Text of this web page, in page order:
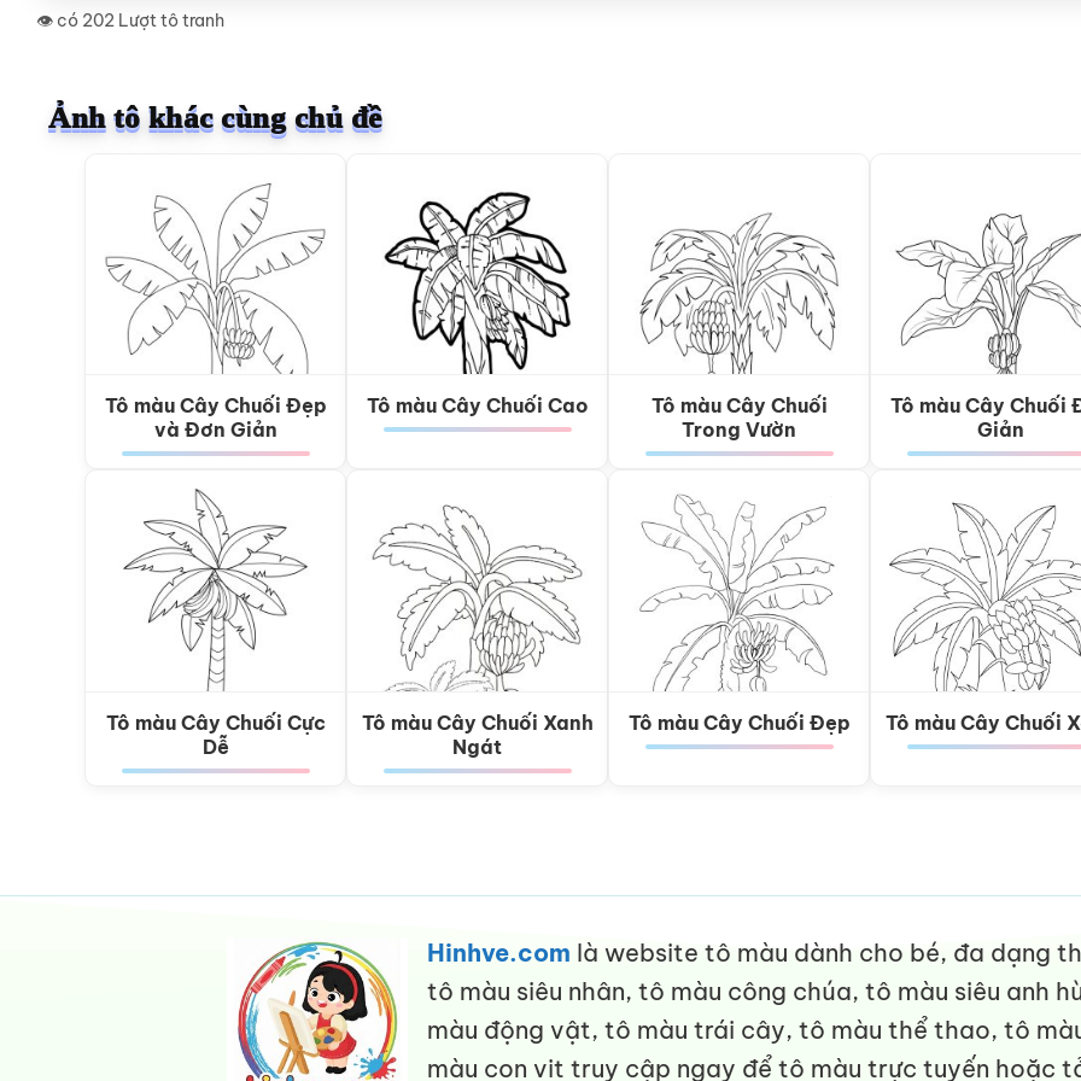
👁️ có 202 Lượt tô tranh
Ảnh tô khác cùng chủ đề
Tô màu Cây Chuối Đẹp
và Đơn Giản
Tô màu Cây Chuối Cao
Tô màu Cây Chuối
Trong Vườn
Tô màu Cây Chuối
Giản
Tô màu Cây Chuối Cực
Dễ
Tô màu Cây Chuối Xanh
Ngát
Tô màu Cây Chuối Đẹp Tô màu Cây Chuối
Hinhve.com là website tô màu dành cho bé, đa dạng
tô màu siêu nhân, tô màu công chúa, tô màu siêu anh
màu động vật, tô màu trái cây, tô màu thể thao, tô
màu con vit truy cập ngay để tô màu trực tuyến hoặc